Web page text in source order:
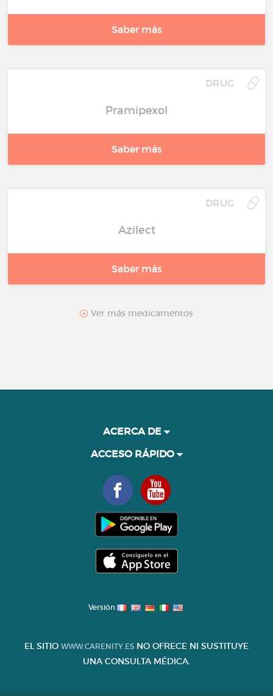
Saber más
DRUG
Pramipexol
Saber más
DRUG
Azilect
Saber más
Ver más medicamentos
ACERCA DE
ACCESO RÁPIDO
Versión
EL SITIO WWW.CARENITY.ES NO OFRECE NI SUSTITUYE
UNA CONSULTA MÉDICA.